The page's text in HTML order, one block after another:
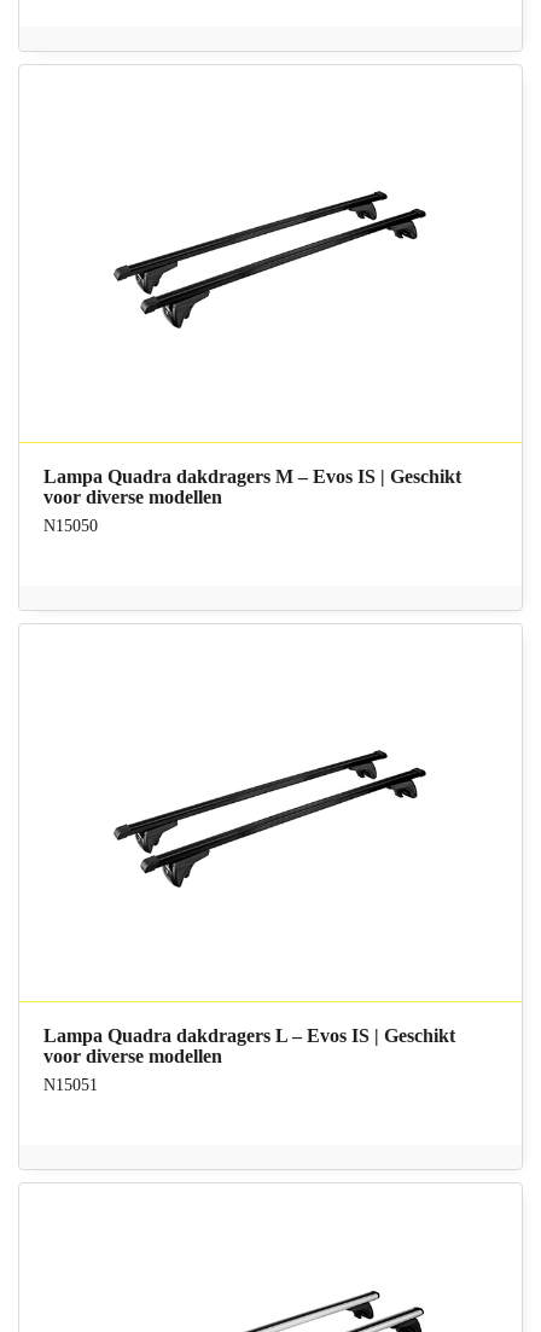
Lampa Quadra dakdragers M – Evos IS | Geschikt
voor diverse modellen
N15050
Lampa Quadra dakdragers L – Evos IS | Geschikt
voor diverse modellen
N15051